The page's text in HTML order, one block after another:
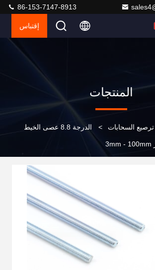
86-153-7147-8913
إقتباس
المنتجات
ترصيع السحابات > الدرجة 8.8 عصى الخيط